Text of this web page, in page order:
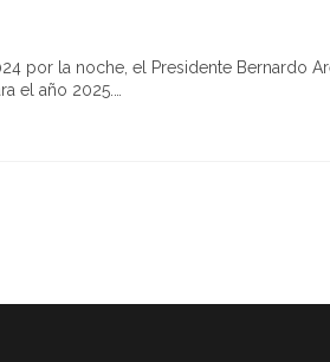
por la noche, el Presidente Bernardo
el año 2025.…